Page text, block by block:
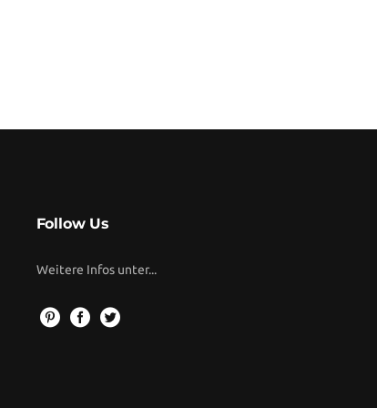
Follow Us
Weitere Infos unter...